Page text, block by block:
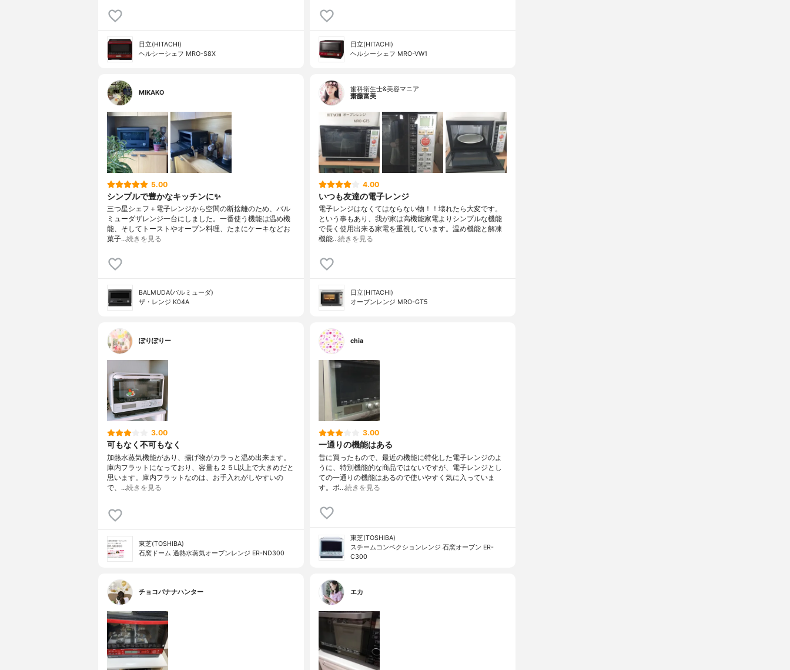
日立(HITACHI)
ヘルシーシェフ MRO-S8X
日立(HITACHI)
ヘルシーシェフ MRO-VW1
MIKAKO
5.00
シンプルで豊かなキッチンに✨
三つ星シェフ＋電子レンジから空間の断捨離のため、バル
ミューダザレンジ一台にしました。一番使う機能は温め機
能、そしてトーストやオーブン料理、たまにケーキなどお
菓子…続きを見る
BALMUDA(バルミューダ)
ザ・レンジ K04A
歯科衛生士&美容マニア
齋藤富美
4.00
いつも友達の電子レンジ
電子レンジはなくてはならない物！！壊れたら大変です。
という事もあり、我が家は高機能家電よりシンプルな機能
で長く使用出来る家電を重視しています。温め機能と解凍
機能…続きを見る
日立(HITACHI)
オーブンレンジ MRO-GT5
ぽりぽりー
3.00
可もなく不可もなく
加熱水蒸気機能があり、揚げ物がカラっと温め出来ます。
庫内フラットになっており、容量も２５L以上で大きめだと
思います。庫内フラットなのは、お手入れがしやすいの
で、…続きを見る
東芝(TOSHIBA)
石窯ドーム 過熱水蒸気オーブンレンジ ER-ND300
chia
3.00
一通りの機能はある
昔に買ったもので、最近の機能に特化した電子レンジのよ
うに、特別機能的な商品ではないですが、電子レンジとし
ての一通りの機能はあるので使いやすく気に入っていま
す。ボ…続きを見る
東芝(TOSHIBA)
スチームコンベクションレンジ 石窯オーブン ER-
C300
チョコバナナハンター エカ